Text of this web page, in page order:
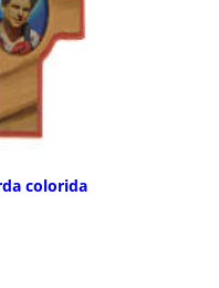
colorida